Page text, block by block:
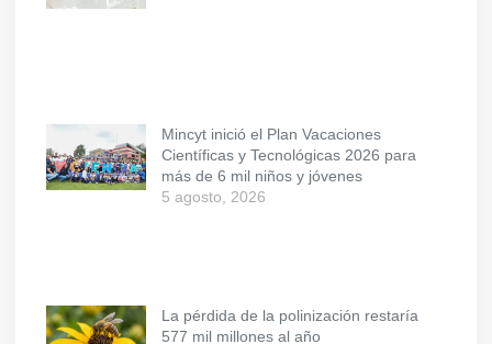
Mincyt inició el Plan Vacaciones
Científicas y Tecnológicas 2026 para
más de 6 mil niños y jóvenes
5 agosto, 2026
La pérdida de la polinización restaría
577 mil millones al año